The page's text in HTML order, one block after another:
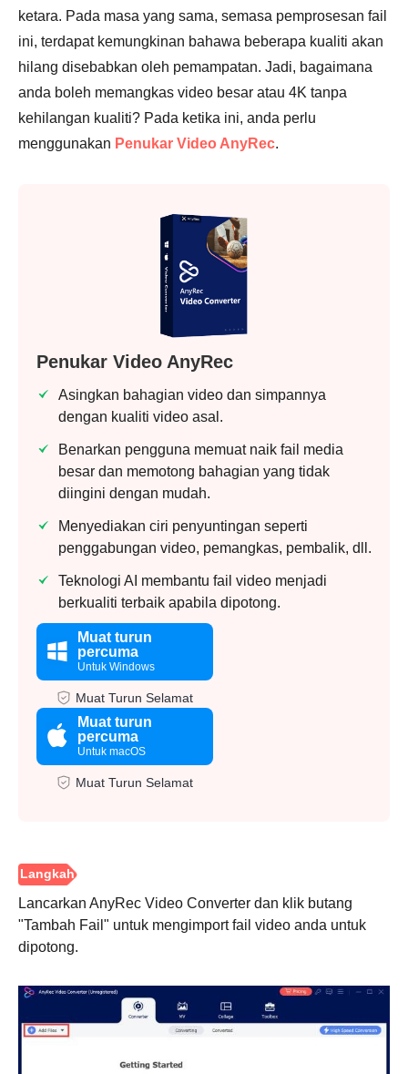
ketara. Pada masa yang sama, semasa pemprosesan fail
ini, terdapat kemungkinan bahawa beberapa kualiti akan
hilang disebabkan oleh pemampatan. Jadi, bagaimana
anda boleh memangkas video besar atau 4K tanpa
kehilangan kualiti? Pada ketika ini, anda perlu
menggunakan Penukar Video AnyRec.
Penukar Video AnyRec
Asingkan bahagian video dan simpannya
dengan kualiti video asal.
Benarkan pengguna memuat naik fail media
besar dan memotong bahagian yang tidak
diingini dengan mudah.
Menyediakan ciri penyuntingan seperti
penggabungan video, pemangkas, pembalik, dll.
Teknologi AI membantu fail video menjadi
berkualiti terbaik apabila dipotong.
Muat turun
percuma
Untuk Windows
Muat Turun Selamat
Muat turun
percuma
Untuk macOS
Muat Turun Selamat
Lancarkan AnyRec Video Converter dan klik butang
"Tambah Fail" untuk mengimport fail video anda untuk
dipotong.